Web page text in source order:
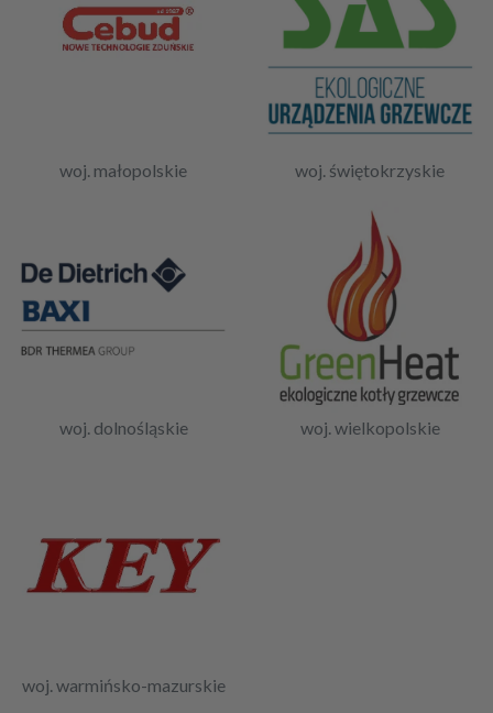
woj. małopolskie woj. świętokrzyskie
woj. dolnośląskie woj. wielkopolskie
woj. warmińsko-mazurskie